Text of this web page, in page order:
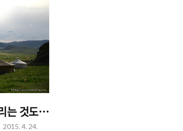
은 계속되고
고 불리는
위대한 유
것도 좋다.
2015. 4. 24.